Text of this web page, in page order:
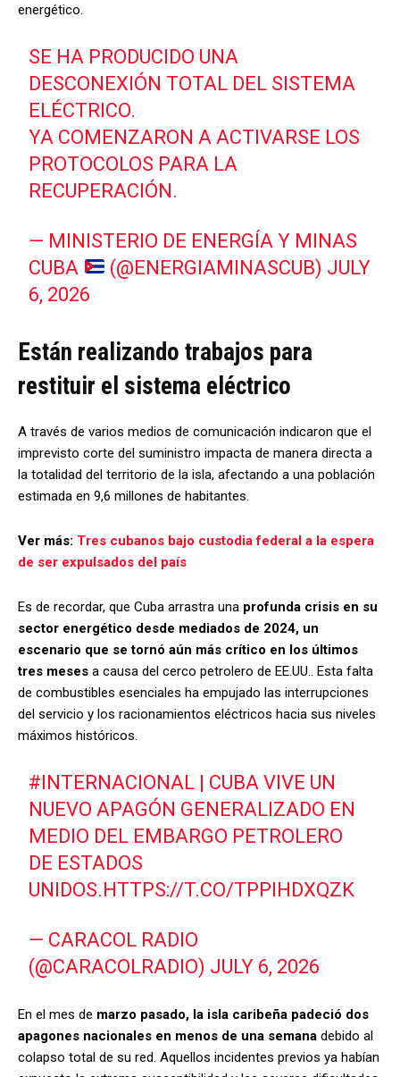
energético.
SE HA PRODUCIDO UNA
DESCONEXIÓN TOTAL DEL SISTEMA
ELÉCTRICO.
YA COMENZARON A ACTIVARSE LOS
PROTOCOLOS PARA LA
RECUPERACIÓN.
— MINISTERIO DE ENERGÍA Y MINAS
CUBA
(@ENERGIAMINASCUB) JULY
6, 2026
Están realizando trabajos para
restituir el sistema eléctrico
A través de varios medios de comunicación indicaron que el
imprevisto corte del suministro impacta de manera directa a
la totalidad del territorio de la isla, afectando a una población
estimada en 9,6 millones de habitantes.
Ver más: Tres cubanos bajo custodia federal a la espera
de ser expulsados del país
Es de recordar, que Cuba arrastra una profunda crisis en su
sector energético desde mediados de 2024, un
escenario que se tornó aún más crítico en los últimos
tres meses a causa del cerco petrolero de EE.UU.. Esta falta
de combustibles esenciales ha empujado las interrupciones
del servicio y los racionamientos eléctricos hacia sus niveles
máximos históricos.
#INTERNACIONAL | CUBA VIVE UN
NUEVO APAGÓN GENERALIZADO EN
MEDIO DEL EMBARGO PETROLERO
DE ESTADOS
UNIDOS.HTTPS://T.CO/TPPIHDXQZK
— CARACOL RADIO
(@CARACOLRADIO) JULY 6, 2026
En el mes de marzo pasado, la isla caribeña padeció dos
apagones nacionales en menos de una semana debido al
colapso total de su red. Aquellos incidentes previos ya habían